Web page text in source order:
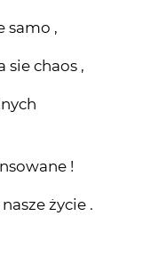
samo ,
sie chaos ,
!
życie .